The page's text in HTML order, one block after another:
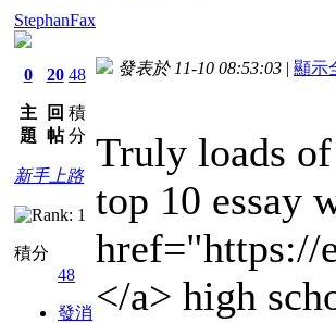
StephanFax
0
主
題
20
回
帖
48
積
分
新手上路
積分
48
發消
發表於 11-10 08:53:03 | 顯示
Truly loads
top 10 essay
href="https://
</a> high